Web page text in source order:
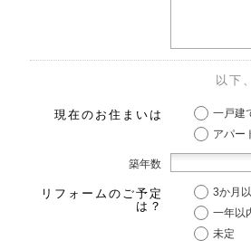
以下
現在のお住まいは 一戸建
アパー
築年数
リフォームのご予定
は？
3か月
一年以
未定